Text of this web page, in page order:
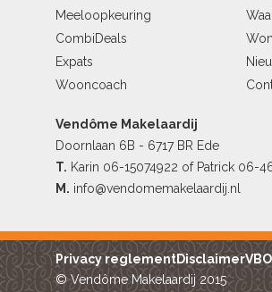
Meeloopkeuring
CombiDeals
Expats
Wooncoach
Vendôme Makelaardij
Doornlaan 6B - 6717 BR Ede
T. Karin 06-15074922 of Patrick 06-
M. info@vendomemakelaardij.nl
Privacy reglementDisclaimer
© Vendôme Makelaardij 2015